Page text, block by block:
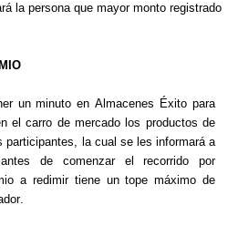
la persona que mayor monto registrado
un minuto en Almacenes Éxito para
el carro de mercado los productos de
participantes, la cual se les informará a
de comenzar el recorrido por
a redimir tiene un tope máximo de